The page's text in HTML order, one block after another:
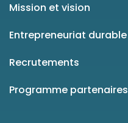
Mission et vision
Entrepreneuriat durable
Recrutements
Programme partenaires